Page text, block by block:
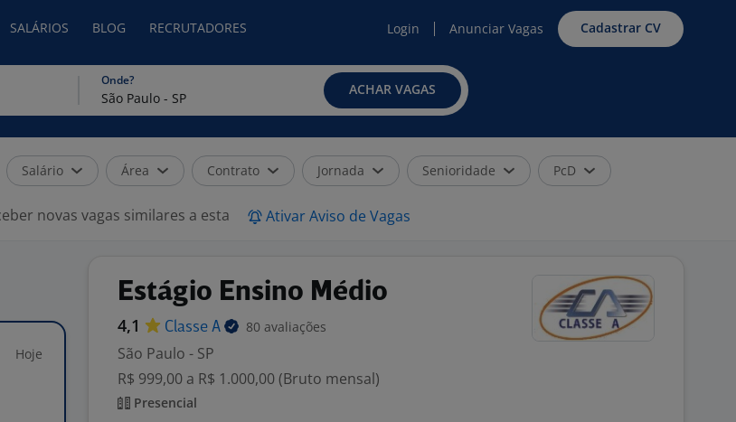
SALÁRIOS BLOG RECRUTADORES Login Anunciar Vagas Cadastrar CV
Onde?
ACHAR VAGAS
Salário Área Contrato Jornada Senioridade PcD
novas vagas similares a esta Ativar Aviso de Vagas
Hoje
Estágio Ensino Médio
4,1 Classe A 80 avaliações
São Paulo - SP
R$ 999,00 a R$ 1.000,00 (Bruto mensal)
Presencial